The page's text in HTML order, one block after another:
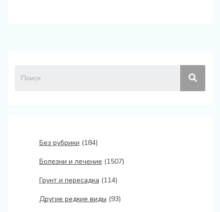
Без рубрики (184)
Болезни и лечение (1507)
Грунт и пересадка (114)
Другие редкие виды (93)